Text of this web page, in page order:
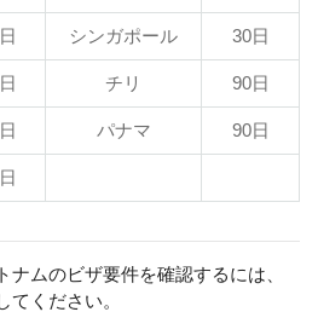
シンガポール 30日
チリ 90日
パナマ 90日
ムのビザ要件を確認するには、
てください。